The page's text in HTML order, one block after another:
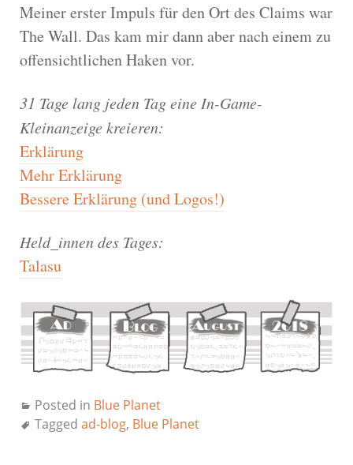
Meiner erster Impuls für den Ort des Claims war
The Wall. Das kam mir dann aber nach einem zu
offensichtlichen Haken vor.
31 Tage lang jeden Tag eine In-Game-
Kleinanzeige kreieren:
Erklärung
Mehr Erklärung
Bessere Erklärung (und Logos!)
Held_innen des Tages:
Talasu
Posted in Blue Planet
Tagged ad-blog, Blue Planet